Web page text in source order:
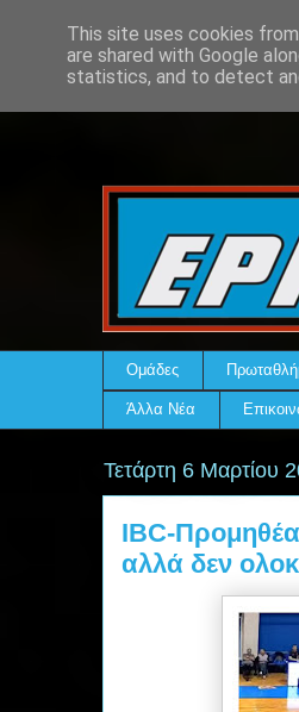
Ομάδες
Άλλα Νέα
Τετάρτη 6 Μαρτίου
IBC-
αλλά δεν
This site uses cookies
are shared with Google
statistics, and to detect